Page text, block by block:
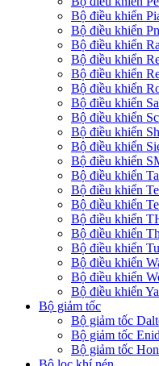
Bộ điều khiển
Bộ điều khiển
Bộ điều khiển
Bộ điều khiển
Bộ điều khiển
Bộ điều khiển
Bộ điều khiển
Bộ điều khiển
Bộ điều khiển
Bộ điều khiển
Bộ điều khiển
Bộ điều khiển
Bộ điều khiển
Bộ điều khiển
Bộ điều khiển
Bộ điều khiển
Bộ điều khiển
Bộ điều khiển
Bộ điều khiển
Bộ điều khiển
Bộ giảm tốc
Bộ giảm tốc
Bộ giảm tốc
Bộ giảm tốc